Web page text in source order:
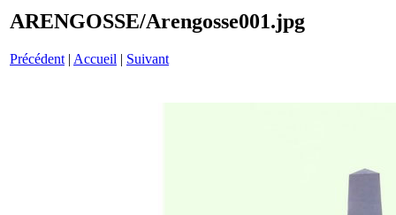
ARENGOSSE/Arengosse001.jpg
Précédent | Accueil | Suivant